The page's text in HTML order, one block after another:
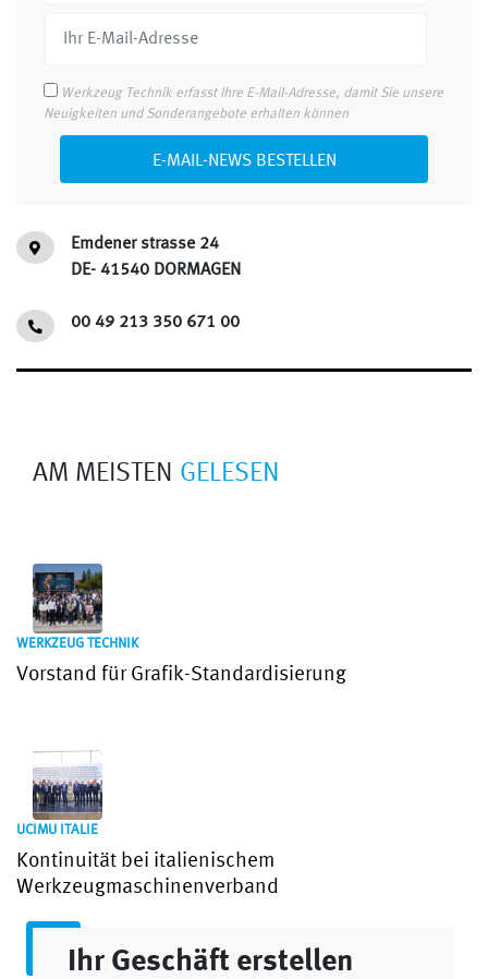
Werkzeug Technik erfasst Ihre E-Mail-Adresse, damit Sie unsere
Neuigkeiten und Sonderangebote erhalten können
E-MAIL-NEWS BESTELLEN
Emdener strasse 24
DE- 41540 DORMAGEN
00 49 213 350 671 00
AM MEISTEN GELESEN
WERKZEUG TECHNIK
Vorstand für Grafik-Standardisierung
UCIMU ITALIE
Kontinuität bei italienischem
Werkzeugmaschinenverband
Ihr Geschäft erstellen